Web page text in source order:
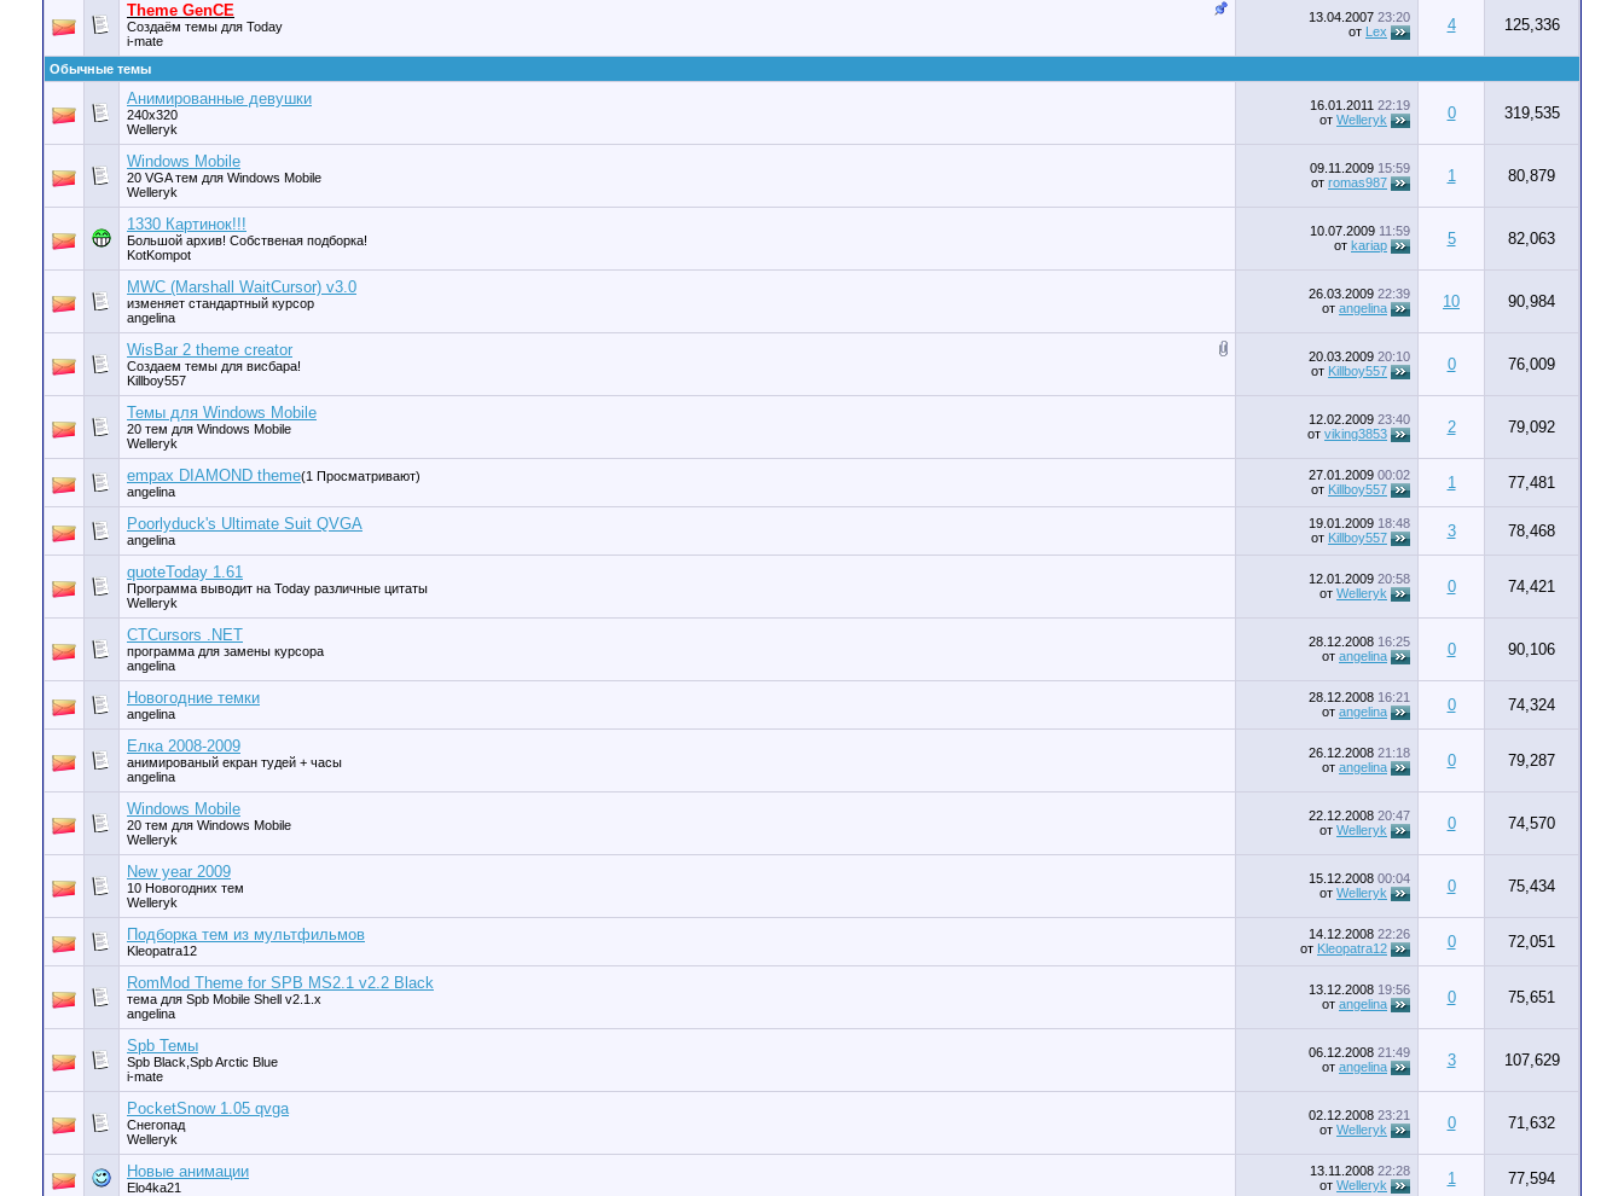
Theme GenCE
Создаём темы для Today
i-mate
13.04.2007 23:20
от Lex 4 125,336
Обычные темы
Анимированные девушки
240x320
Welleryk
16.01.2011 22:19
от Welleryk 0 319,535
Windows Mobile
20 VGA тем для Windows Mobile
Welleryk
09.11.2009 15:59
от romas987 1 80,879
1330 Картинок!!!
Большой архив! Собственая подборка!
KotKompot
10.07.2009 11:59
от kariap 5 82,063
MWC (Marshall WaitCursor) v3.0
изменяет стандартный курсор
angelina
26.03.2009 22:39
от angelina 10 90,984
WisBar 2 theme creator
Создаем темы для висбара!
Killboy557
20.03.2009 20:10
от Killboy557 0 76,009
Темы для Windows Mobile
20 тем для Windows Mobile
Welleryk
12.02.2009 23:40
от viking3853 2 79,092
empax DIAMOND theme(1 Просматривают)
angelina
27.01.2009 00:02
от Killboy557 1 77,481
Poorlyduck's Ultimate Suit QVGA
angelina
19.01.2009 18:48
от Killboy557 3 78,468
quoteToday 1.61
Программа выводит на Today различные цитаты
Welleryk
12.01.2009 20:58
от Welleryk 0 74,421
CTCursors .NET
программа для замены курсора
angelina
28.12.2008 16:25
от angelina 0 90,106
Новогодние темки
angelina
28.12.2008 16:21
от angelina 0 74,324
Елка 2008-2009
анимированый екран тудей + часы
angelina
26.12.2008 21:18
от angelina 0 79,287
Windows Mobile
20 тем для Windows Mobile
Welleryk
22.12.2008 20:47
от Welleryk 0 74,570
New year 2009
10 Новогодних тем
Welleryk
15.12.2008 00:04
от Welleryk 0 75,434
Подборка тем из мультфильмов
Kleopatra12
14.12.2008 22:26
от Kleopatra12 0 72,051
RomMod Theme for SPB MS2.1 v2.2 Black
тема для Spb Mobile Shell v2.1.x
angelina
13.12.2008 19:56
от angelina 0 75,651
Spb Темы
Spb Black,Spb Arctic Blue
i-mate
06.12.2008 21:49
от angelina 3 107,629
PocketSnow 1.05 qvga
Снегопад
Welleryk
02.12.2008 23:21
от Welleryk 0 71,632
Новые анимации
Elo4ka21
13.11.2008 22:28
от Welleryk 1 77,594